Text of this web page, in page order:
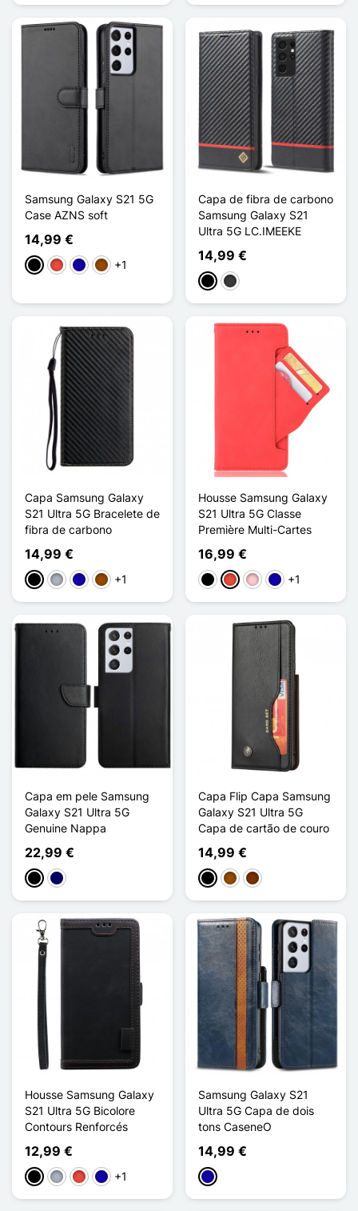
Samsung Galaxy S21 5G
Case AZNS soft
14,99 €
PretoVermelhoAzul Escuro
Castanho
+1
Capa de fibra de carbono
Samsung Galaxy S21
Ultra 5G LC.IMEEKE
14,99 €
PretoCinzento escuro
Capa Samsung Galaxy
S21 Ultra 5G Bracelete de
fibra de carbono
14,99 €
PretoCinzentoAzul Escuro
Castanho
+1
Housse Samsung Galaxy
S21 Ultra 5G Classe
Première Multi-Cartes
16,99 €
PretoVermelho
RosaAzul Escuro
+1
Capa em pele Samsung
Galaxy S21 Ultra 5G
Genuine Nappa
22,99 €
PretoAzul marinho
Capa Flip Capa Samsung
Galaxy S21 Ultra 5G
Capa de cartão de couro
14,99 €
PretoCastanho
Café
Housse Samsung Galaxy
S21 Ultra 5G Bicolore
Contours Renforcés
12,99 €
PretoCinzentoVermelhoAzul Escuro
+1
Samsung Galaxy S21
Ultra 5G Capa de dois
tons CaseneO
14,99 €
Azul Escuro